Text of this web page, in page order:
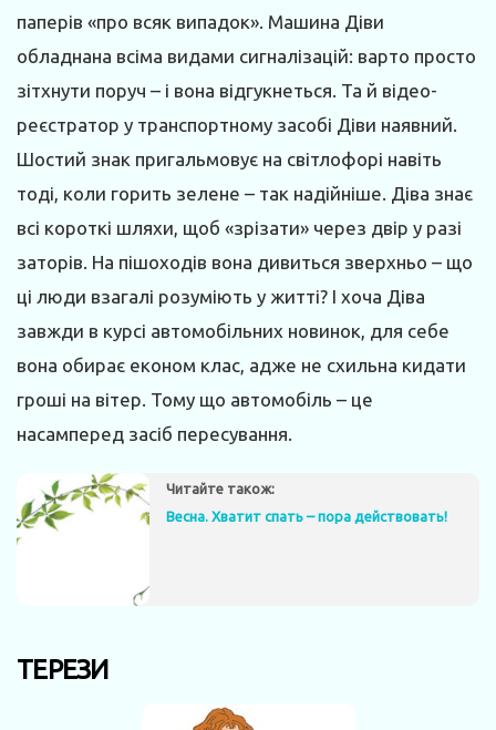
паперів «про всяк випадок». Машина Діви
обладнана всіма видами сигналізацій: варто просто
зітхнути поруч – і вона відгукнеться. Та й відео­
реєстратор у транспортному засобі Діви наявний.
Шостий знак пригальмовує на світлофорі навіть
тоді, коли горить зелене – так надійніше. Діва знає
всі короткі шляхи, щоб «зрізати» через двір у разі
заторів. На пішоходів вона дивиться зверхньо – що
ці люди взагалі розуміють у житті? І хоча Діва
завжди в курсі автомобільних новинок, для себе
вона обирає економ клас, адже не схильна кидати
гроші на вітер. Тому що автомобіль – це
насамперед засіб пересування.
Читайте також:
Весна. Хватит спать – пора действовать!
ТЕРЕЗИ